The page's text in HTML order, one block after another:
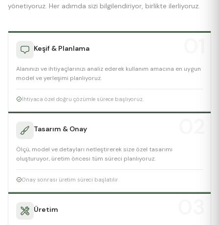
yönetiyoruz. Her adımda sizi bilgilendiriyor, birlikte ilerliyoruz.
Keşif & Planlama
Alanınızı ve ihtiyaçlarınızı analiz ederek kullanım amacına en uygun
model ve yerleşimi planlıyoruz.
İhtiyaca özel doğru çözümle sürece başlıyoruz.
Tasarım & Onay
Ölçü, model ve detayları netleştirerek size özel tasarımı
oluşturuyor, üretim öncesi tüm süreci planlıyoruz.
Onay sonrası üretim süreci başlatılır.
Üretim